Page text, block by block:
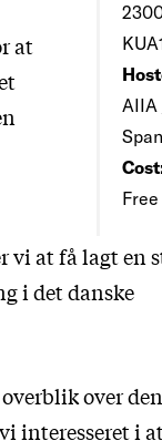
AIIA
Free
at
vi at få lagt en
i det danske
over
interesseret i